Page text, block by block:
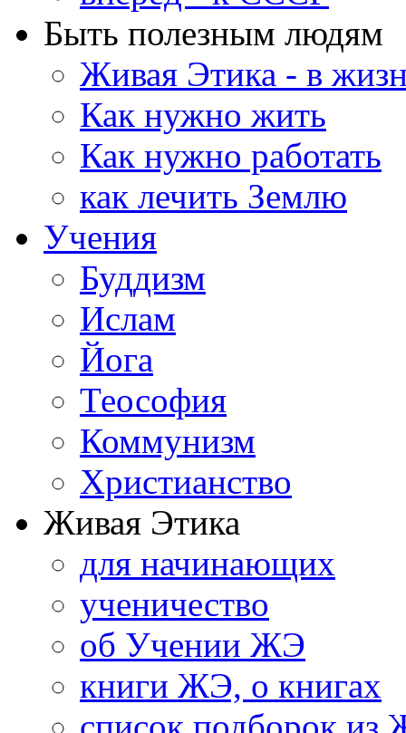
Быть полезным людям
Живая Этика - в
Как нужно жить
Как нужно работать
как лечить Землю
Учения
Буддизм
Ислам
Йога
Теософия
Коммунизм
Христианство
Живая Этика
для начинающих
ученичество
об Учении ЖЭ
книги ЖЭ, о книгах